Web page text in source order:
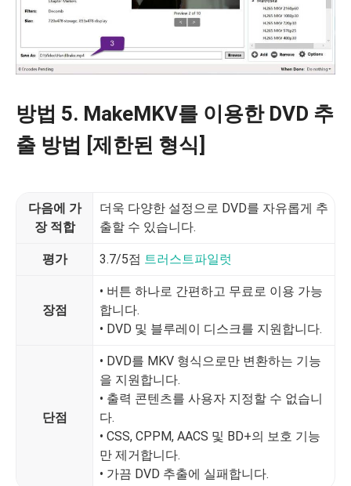
방법 5. MakeMKV를 이용한 DVD 추
출 방법 [제한된 형식]
다음에 가
장 적합
더욱 다양한 설정으로 DVD를 자유롭게 추
출할 수 있습니다.
평가 3.7/5점 트러스트파일럿
장점
• 버튼 하나로 간편하고 무료로 이용 가능
합니다.
• DVD 및 블루레이 디스크를 지원합니다.
단점
• DVD를 MKV 형식으로만 변환하는 기능
을 지원합니다.
• 출력 콘텐츠를 사용자 지정할 수 없습니
다.
• CSS, CPPM, AACS 및 BD+의 보호 기능
만 제거합니다.
• 가끔 DVD 추출에 실패합니다.